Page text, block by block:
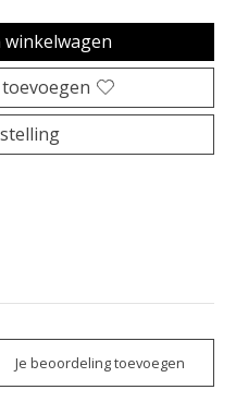
Je beoordeling toevoegen